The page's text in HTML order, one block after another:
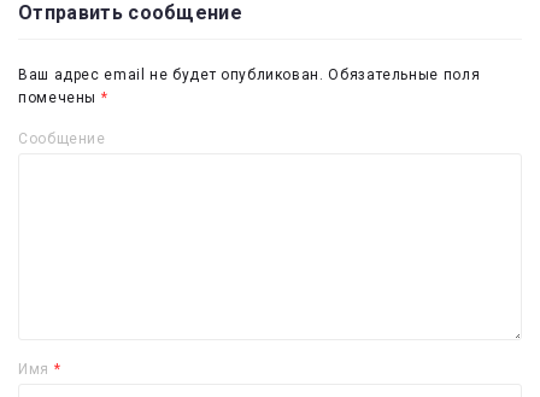
Отправить сообщение
Ваш адрес email не будет опубликован. Обязательные поля
помечены *
Сообщение
Имя *